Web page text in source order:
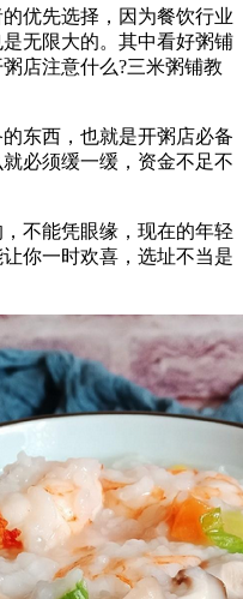
优先选择，因为餐饮行业
无限大的。其中看好粥铺
店注意什么?三米粥铺教
东西，也就是开粥店必备
必须缓一缓，资金不足不
不能凭眼缘，现在的年轻
你一时欢喜，选址不当是